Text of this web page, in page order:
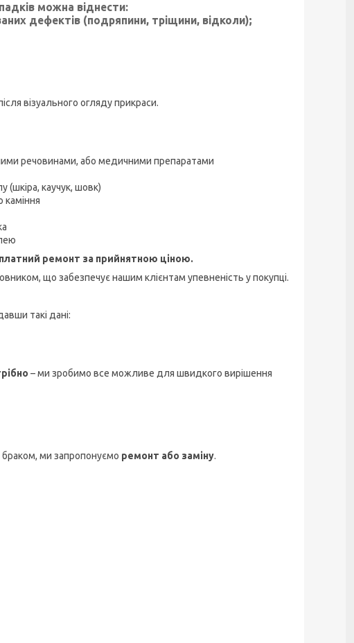
можна віднести:
дефектів (подряпини, тріщини, відколи);
візуального огляду прикраси.
речовинами, або медичними препаратами
(шкіра, каучук, шовк)
каміння
платний ремонт за прийнятною ціною.
що забезпечує нашим клієнтам упевненість у покупці.
такі дані:
– ми зробимо все можливе для швидкого вирішення
ми запропонуємо ремонт або заміну.